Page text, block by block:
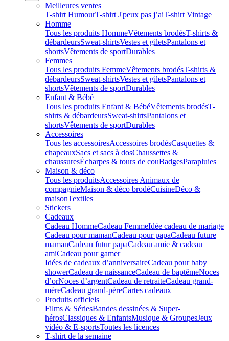
Meilleures ventes
T-shirt HumourT-shirt J'peux pas j’aiT-shirt Vintage
Homme
Tous les produits HommeVêtements brodésT-shirts &
débardeursSweat-shirtsVestes et giletsPantalons et
shortsVêtements de sportDurables
Femmes
Tous les produits FemmeVêtements brodésT-shirts &
débardeursSweat-shirtsVestes et giletsPantalons et
shortsVêtements de sportDurables
Enfant & Bébé
Tous les produits Enfant & BébéVêtements brodésT-
shirts & débardeursSweat-shirtsPantalons et
shortsVêtements de sportDurables
Accessoires
Tous les accessoiresAccessoires brodésCasquettes &
chapeauxSacs et sacs à dosChaussettes &
chaussuresÉcharpes & tours de couBadgesParapluies
Maison & déco
Tous les produitsAccessoires Animaux de
compagnieMaison & déco brodéCuisineDéco &
maisonTextiles
Stickers
Cadeaux
Cadeau HommeCadeau FemmeIdée cadeau de mariage​
Cadeau pour mamanCadeau pour papaCadeau future
mamanCadeau futur papaCadeau amie & cadeau
amiCadeau pour gamer
Idées de cadeaux d’anniversaireCadeau pour baby
showerCadeau de naissanceCadeau de baptêmeNoces
d’orNoces d’argentCadeau de retraiteCadeau grand-
mèreCadeau grand-pèreCartes cadeaux
Produits officiels
Films & SériesBandes dessinées & Super-
hérosClassiques & EnfantsMusique & GroupesJeux
vidéo & E-sportsToutes les licences
T-shirt de la semaine